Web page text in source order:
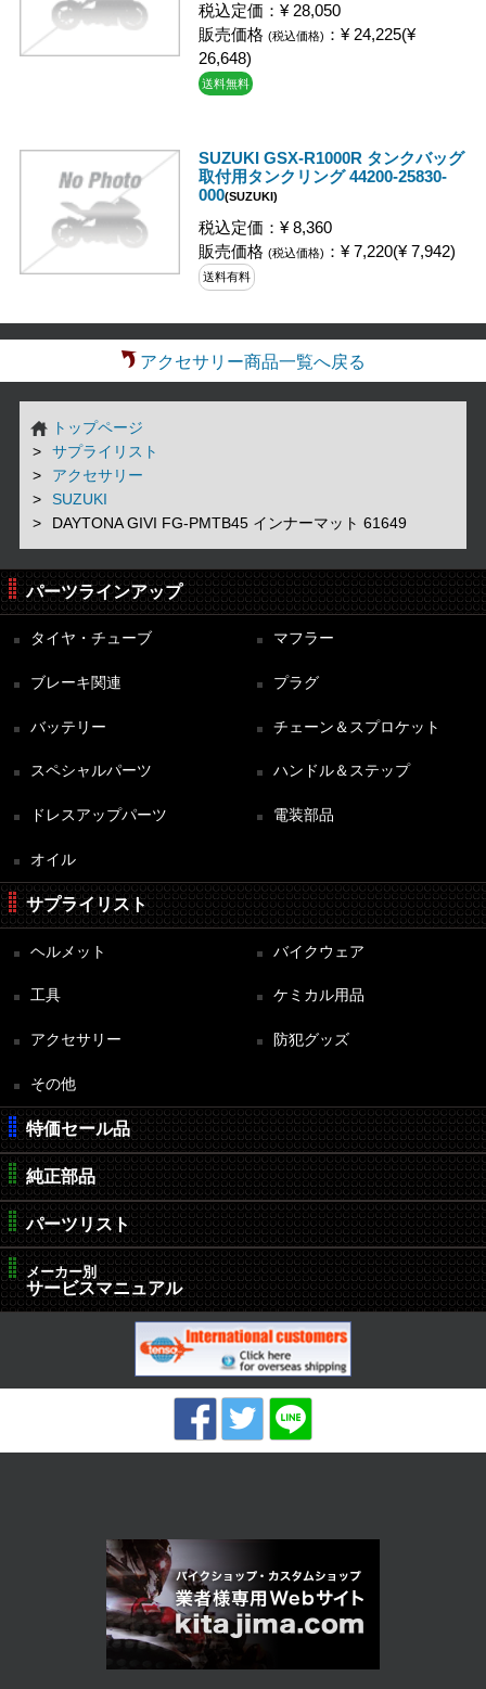
税込定価：¥ 28,050
販売価格 (税込価格) ：¥ 24,225(¥
26,648)
送料無料
SUZUKI GSX-R1000R タンクバッグ
取付用タンクリング 44200-25830-
000(SUZUKI)
税込定価：¥ 8,360
販売価格 (税込価格) ：¥ 7,220(¥ 7,942)
送料有料
アクセサリー商品一覧へ戻る
トップページ
サプライリスト
アクセサリー
SUZUKI
DAYTONA GIVI FG-PMTB45 インナーマット 61649
パーツラインアップ
タイヤ・チューブ マフラー
ブレーキ関連 プラグ
バッテリー チェーン＆スプロケット
スペシャルパーツ ハンドル＆ステップ
ドレスアップパーツ 電装部品
オイル
サプライリスト
ヘルメット バイクウェア
工具 ケミカル用品
アクセサリー 防犯グッズ
その他
特価セール品
純正部品
パーツリスト
メーカー別
サービスマニュアル